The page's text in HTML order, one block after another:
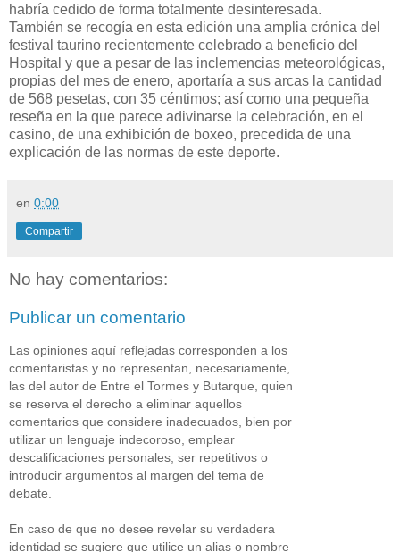
habría cedido de forma totalmente desinteresada.
También se recogía en esta edición una amplia crónica del
festival taurino recientemente celebrado a beneficio del
Hospital y que a pesar de las inclemencias meteorológicas,
propias del mes de enero, aportaría a sus arcas la cantidad
de 568 pesetas, con 35 céntimos; así como una pequeña
reseña en la que parece adivinarse la celebración, en el
casino, de una exhibición de boxeo, precedida de una
explicación de las normas de este deporte.
en 0:00
Compartir
No hay comentarios:
Publicar un comentario
Las opiniones aquí reflejadas corresponden a los
comentaristas y no representan, necesariamente,
las del autor de Entre el Tormes y Butarque, quien
se reserva el derecho a eliminar aquellos
comentarios que considere inadecuados, bien por
utilizar un lenguaje indecoroso, emplear
descalificaciones personales, ser repetitivos o
introducir argumentos al margen del tema de
debate.
En caso de que no desee revelar su verdadera
identidad se sugiere que utilice un alias o nombre